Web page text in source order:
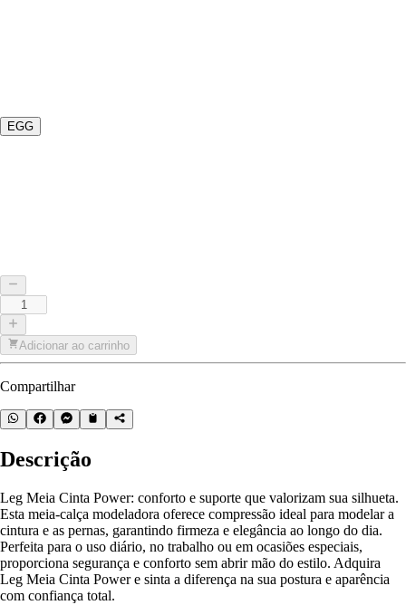
EGG
Adicionar ao carrinho
Compartilhar
Descrição
Leg Meia Cinta Power: conforto e suporte que valorizam sua silhueta.
Esta meia-calça modeladora oferece compressão ideal para modelar a
cintura e as pernas, garantindo firmeza e elegância ao longo do dia.
Perfeita para o uso diário, no trabalho ou em ocasiões especiais,
proporciona segurança e conforto sem abrir mão do estilo. Adquira
Leg Meia Cinta Power e sinta a diferença na sua postura e aparência
com confiança total.